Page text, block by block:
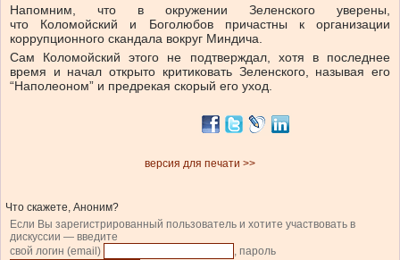
Напомним, что в окружении Зеленского уверены,
что Коломойский и Боголюбов причастны к организации
коррупционного скандала вокруг Миндича.
Сам Коломойский этого не подтверждал, хотя в последнее
время и начал открыто критиковать Зеленского, называя его
“Наполеоном” и предрекая скорый его уход.
версия для печати >>
Что скажете, Аноним?
Если Вы зарегистрированный пользователь и хотите участвовать в
дискуссии — введите
свой логин (email)
, пароль